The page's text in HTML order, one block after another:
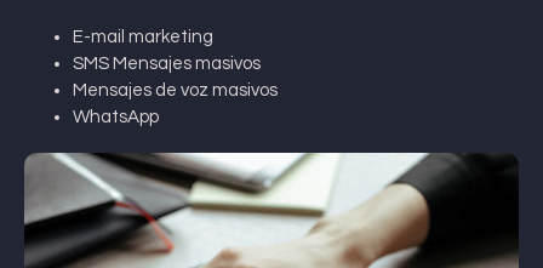
E-mail marketing
SMS Mensajes masivos
Mensajes de voz masivos
WhatsApp